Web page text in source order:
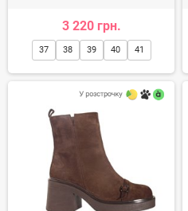
3 220 грн.
37 38 39 40 41